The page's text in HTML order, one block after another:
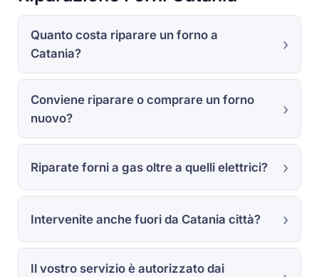
Quanto costa riparare un forno a
Catania?
Conviene riparare o comprare un forno
nuovo?
Riparate forni a gas oltre a quelli elettrici?
Intervenite anche fuori da Catania città?
Il vostro servizio è autorizzato dai